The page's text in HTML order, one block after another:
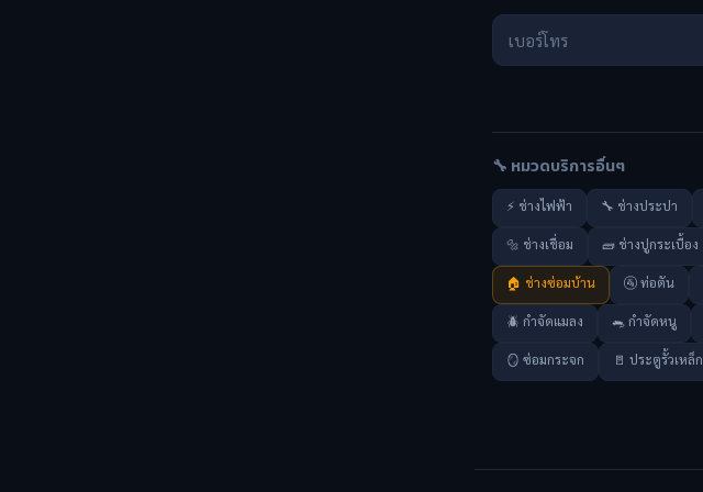
🔧 หมวดบริการอื่นๆ
⚡ ช่างไฟฟ้า 🔧 ช่างประปา
🔩 ช่างเชื่อม 🧱 ช่างปูกระเบื้อง
🏠 ช่างซ่อมบ้าน 🚰 ท่อตัน
🪲 กำจัดแมลง 🐀 กำจัดหนู
🪞 ซ่อมกระจก 🚪 ประตูรั้วเหล็ก